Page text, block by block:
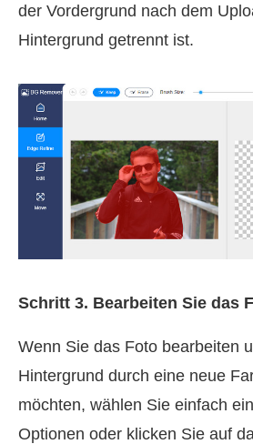
der Vordergrund nach dem
Hintergrund getrennt ist.
Schritt 3. Bearbeiten Sie das
Wenn Sie das Foto bearbeiten
Hintergrund durch eine neue
möchten, wählen Sie einfach
Optionen oder klicken Sie auf